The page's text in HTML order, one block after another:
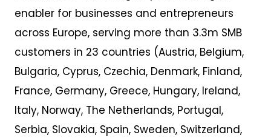
enabler for businesses and entrepreneurs
across Europe, serving more than 3.3m SMB
customers in 23 countries (Austria, Belgium,
Bulgaria, Cyprus, Czechia, Denmark, Finland,
France, Germany, Greece, Hungary, Ireland,
Italy, Norway, The Netherlands, Portugal,
Serbia, Slovakia, Spain, Sweden, Switzerland,